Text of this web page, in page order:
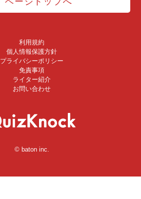
利用規約
個人情報保護方針
プライバシーポリシー
免責事項
ライター紹介
お問い合わせ
© baton inc.